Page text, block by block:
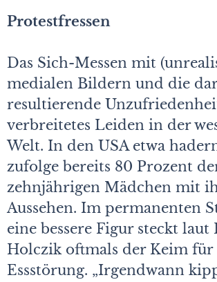
Protestfressen
Das Sich-Messen mit
medialen Bildern und die
resultierende
verbreitetes Leiden in der
Welt. In den USA etwa
zufolge bereits 80 Prozent
zehnjährigen Mädchen mit
Aussehen. Im permanenten
eine bessere Figur steckt laut
Holczik oftmals der Keim für
Essstörung. „Irgendwann